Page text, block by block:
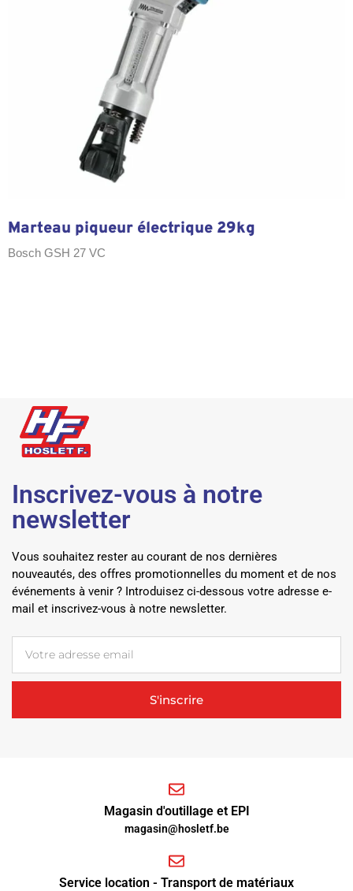
Marteau piqueur électrique 29kg
Bosch GSH 27 VC
Inscrivez-vous à notre
newsletter
Vous souhaitez rester au courant de nos dernières
nouveautés, des offres promotionnelles du moment et de nos
événements à venir ? Introduisez ci-dessous votre adresse e-
mail et inscrivez-vous à notre newsletter.
S'inscrire
Magasin d'outillage et EPI
magasin@hosletf.be
Service location - Transport de matériaux